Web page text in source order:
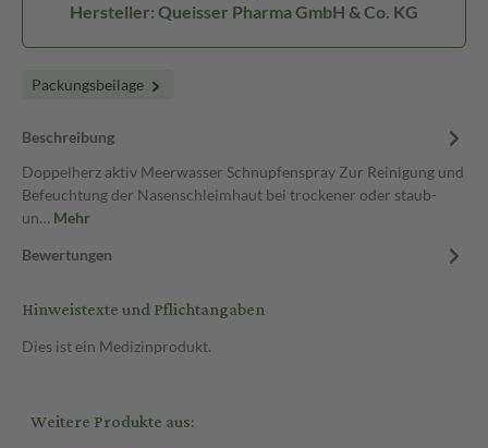
Hersteller: Queisser Pharma GmbH & Co. KG
Packungsbeilage
Beschreibung
Doppelherz aktiv Meerwasser Schnupfenspray Zur Reinigung und
Befeuchtung der Nasenschleimhaut bei trockener oder staub-
un… Mehr
Bewertungen
Hinweistexte und Pflichtangaben
Dies ist ein Medizinprodukt.
Weitere Produkte aus: